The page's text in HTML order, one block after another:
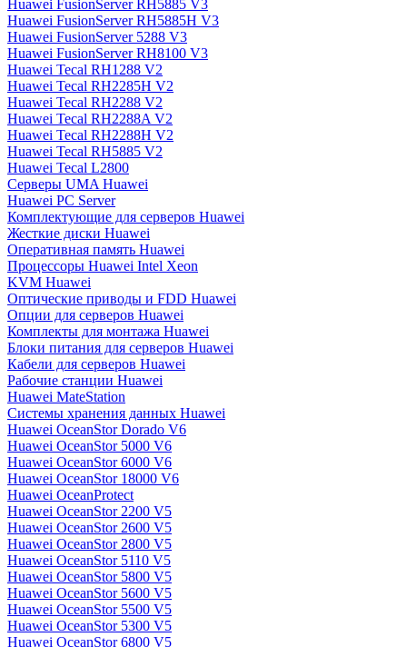
Huawei FusionServer RH5885 V3
Huawei FusionServer RH5885H V3
Huawei FusionServer 5288 V3
Huawei FusionServer RH8100 V3
Huawei Tecal RH1288 V2
Huawei Tecal RH2285H V2
Huawei Tecal RH2288 V2
Huawei Tecal RH2288A V2
Huawei Tecal RH2288H V2
Huawei Tecal RH5885 V2
Huawei Tecal L2800
Серверы UMA Huawei
Huawei PC Server
Комплектующие для серверов Huawei
Жесткие диски Huawei
Оперативная память Huawei
Процессоры Huawei Intel Xeon
KVM Huawei
Оптические приводы и FDD Huawei
Опции для серверов Huawei
Комплекты для монтажа Huawei
Блоки питания для серверов Huawei
Кабели для серверов Huawei
Рабочие станции Huawei
Huawei MateStation
Системы хранения данных Huawei
Huawei OceanStor Dorado V6
Huawei OceanStor 5000 V6
Huawei OceanStor 6000 V6
Huawei OceanStor 18000 V6
Huawei OceanProtect
Huawei OceanStor 2200 V5
Huawei OceanStor 2600 V5
Huawei OceanStor 2800 V5
Huawei OceanStor 5110 V5
Huawei OceanStor 5800 V5
Huawei OceanStor 5600 V5
Huawei OceanStor 5500 V5
Huawei OceanStor 5300 V5
Huawei OceanStor 6800 V5